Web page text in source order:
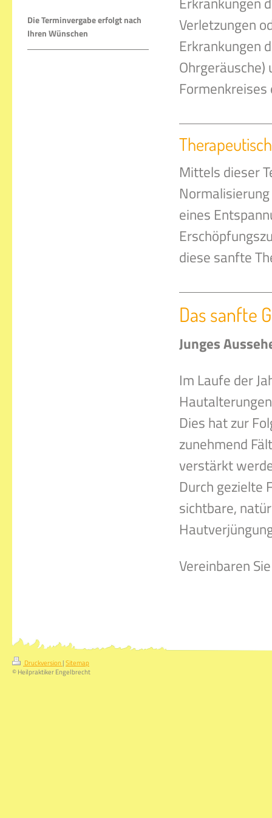
Die Terminvergabe erfolgt nach
Ihren Wünschen
Verletzungen
Erkrankungen
Mittels dieser
eines
diese sanfte
Das sanfte
Junges
Im Laufe der
Dies hat zur
zunehmend
verstärkt
Durch gezielte
sichtbare,
Vereinbaren
Druckversion |Sitemap
© Heilpraktiker Engelbrecht